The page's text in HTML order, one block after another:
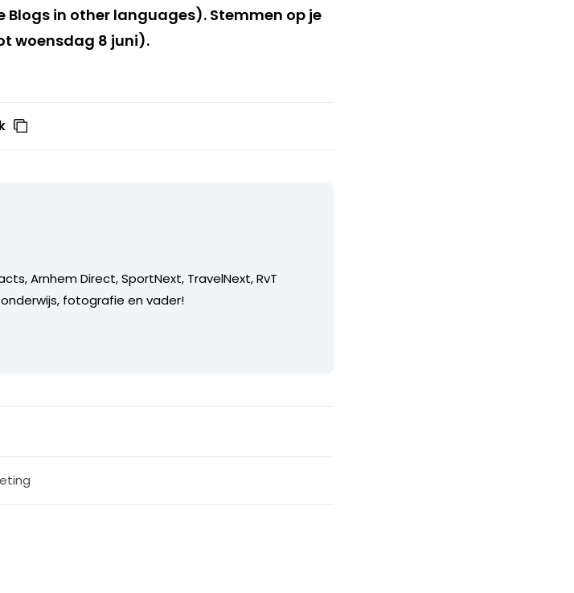
in other languages). Stemmen op je
woensdag 8 juni).
Arnhem Direct, SportNext, TravelNext, RvT
onderwijs, fotografie en vader!